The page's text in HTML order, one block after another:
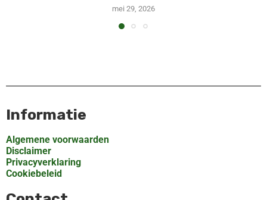
mei 29, 2026
Informatie
Algemene voorwaarden
Disclaimer
Privacyverklaring
Cookiebeleid